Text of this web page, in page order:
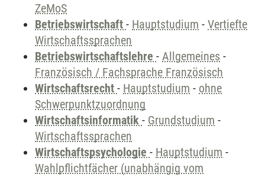
ZeMoS
Betriebswirtschaft - Hauptstudium - Vertiefte
Wirtschaftssprachen
Betriebswirtschaftslehre - Allgemeines -
Französisch / Fachsprache Französisch
Wirtschaftsrecht - Hauptstudium - ohne
Schwerpunktzuordnung
Wirtschaftsinformatik - Grundstudium -
Wirtschaftssprachen
Wirtschaftspsychologie - Hauptstudium -
Wahlpflichtfächer (unabhängig vom